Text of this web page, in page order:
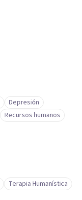
Depresión
Recursos humanos
Terapia Humanística